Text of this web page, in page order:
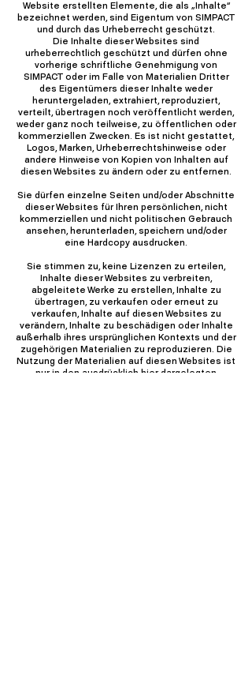
Website erstellten Elemente, die als „Inhalte“
bezeichnet werden, sind Eigentum von SIMPACT
und durch das Urheberrecht geschützt.
Die Inhalte dieser Websites sind
urheberrechtlich geschützt und dürfen ohne
vorherige schriftliche Genehmigung von
SIMPACT oder im Falle von Materialien Dritter
des Eigentümers dieser Inhalte weder
heruntergeladen, extrahiert, reproduziert,
verteilt, übertragen noch veröffentlicht werden,
weder ganz noch teilweise, zu öffentlichen oder
kommerziellen Zwecken. Es ist nicht gestattet,
Logos, Marken, Urheberrechtshinweise oder
andere Hinweise von Kopien von Inhalten auf
diesen Websites zu ändern oder zu entfernen.
Sie dürfen einzelne Seiten und/oder Abschnitte
dieser Websites für Ihren persönlichen, nicht
kommerziellen und nicht politischen Gebrauch
ansehen, herunterladen, speichern und/oder
eine Hardcopy ausdrucken.
Sie stimmen zu, keine Lizenzen zu erteilen,
Inhalte dieser Websites zu verbreiten,
abgeleitete Werke zu erstellen, Inhalte zu
übertragen, zu verkaufen oder erneut zu
verkaufen, Inhalte auf diesen Websites zu
verändern, Inhalte zu beschädigen oder Inhalte
außerhalb ihres ursprünglichen Kontexts und der
zugehörigen Materialien zu reproduzieren. Die
Nutzung der Materialien auf diesen Websites ist
nur in den ausdrücklich hier dargelegten